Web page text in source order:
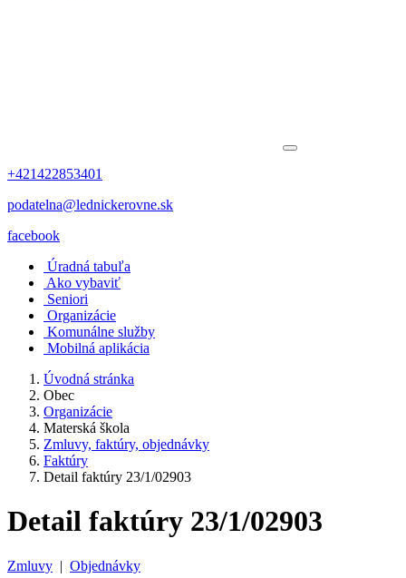
+421422853401
podatelna@lednickerovne.sk
facebook
Úradná tabuľa
Ako vybaviť
Seniori
Organizácie
Komunálne služby
Mobilná aplikácia
Úvodná stránka
Obec
Organizácie
Materská škola
Zmluvy, faktúry, objednávky
Faktúry
Detail faktúry 23/1/02903
Detail faktúry 23/1/02903
Zmluvy | Objednávky